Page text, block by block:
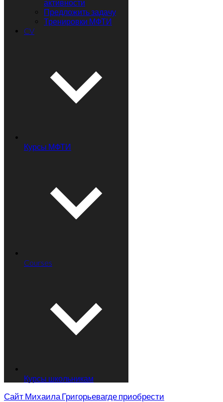
Предложить задачу
Тренировки МФТИ
CV
Курсы МФТИ
Courses
Курсы школьникам
Сайт Михаила Григорьевагде приобрести